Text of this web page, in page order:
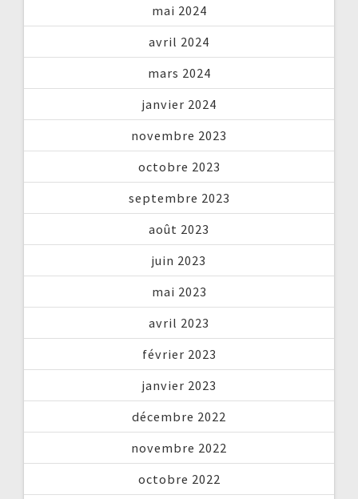
mai 2024
avril 2024
mars 2024
janvier 2024
novembre 2023
octobre 2023
septembre 2023
août 2023
juin 2023
mai 2023
avril 2023
février 2023
janvier 2023
décembre 2022
novembre 2022
octobre 2022